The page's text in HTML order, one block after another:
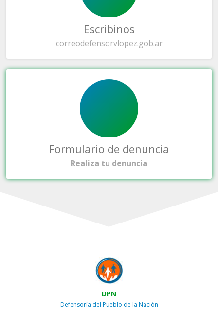
Escribinos
correodefensorvlopez.gob.ar
Formulario de denuncia
Realiza tu denuncia
DPN
Defensoría del Pueblo de la Nación